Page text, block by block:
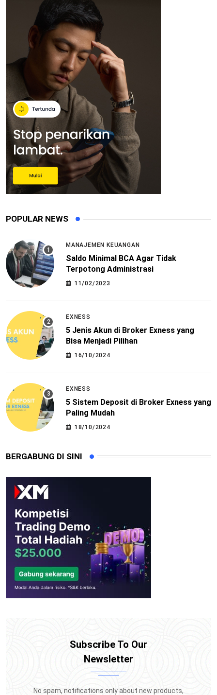
POPULAR NEWS
MANAJEMEN KEUANGAN
Saldo Minimal BCA Agar Tidak
Terpotong Administrasi
11/02/2023
EXNESS
5 Jenis Akun di Broker Exness yang
Bisa Menjadi Pilihan
16/10/2024
EXNESS
5 Sistem Deposit di Broker Exness yang
Paling Mudah
18/10/2024
BERGABUNG DI SINI
Subscribe To Our
Newsletter
No spam, notifications only about new products,